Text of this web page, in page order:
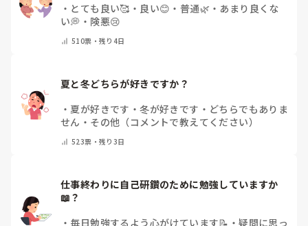
・ とても良い🥰 ・ 良い😊 ・ 普通🌿 ・ あまり良くな
い💭 ・ 険悪😢
510票・残り4日
夏と冬どちらが好きですか？
・ 夏が好きです ・冬が好きです ・ どちらでもありま
せん ・ その他（コメントで教えてください）
523票・残り3日
仕事終わりに自己研鑽のために勉強していますか
📖？
・ 毎日勉強するよう心がけています📝 ・疑問に思っ